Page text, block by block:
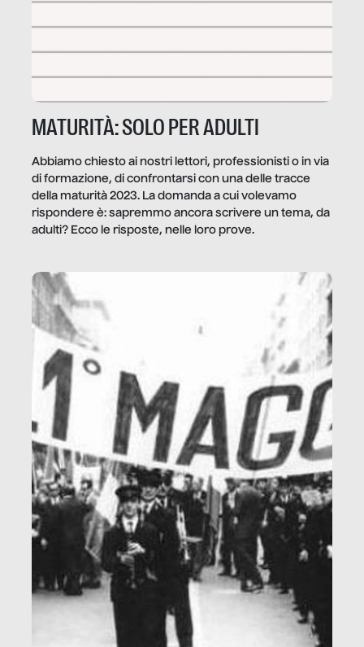
MATURITÀ: SOLO PER ADULTI
Abbiamo chiesto ai nostri lettori, professionisti o in via
di formazione, di confrontarsi con una delle tracce
della maturità 2023. La domanda a cui volevamo
rispondere è: sapremmo ancora scrivere un tema, da
adulti? Ecco le risposte, nelle loro prove.